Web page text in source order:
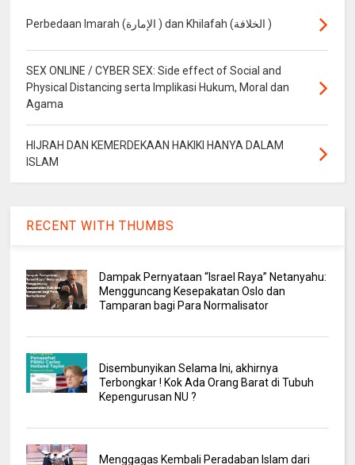
Perbedaan Imarah (الإمارة ) dan Khilafah (الخلافة )
SEX ONLINE / CYBER SEX: Side effect of Social and
Physical Distancing serta Implikasi Hukum, Moral dan
Agama
HIJRAH DAN KEMERDEKAAN HAKIKI HANYA DALAM
ISLAM
RECENT WITH THUMBS
Dampak Pernyataan “Israel Raya” Netanyahu:
Mengguncang Kesepakatan Oslo dan
Tamparan bagi Para Normalisator
Disembunyikan Selama Ini, akhirnya
Terbongkar ! Kok Ada Orang Barat di Tubuh
Kepengurusan NU ?
Menggagas Kembali Peradaban Islam dari